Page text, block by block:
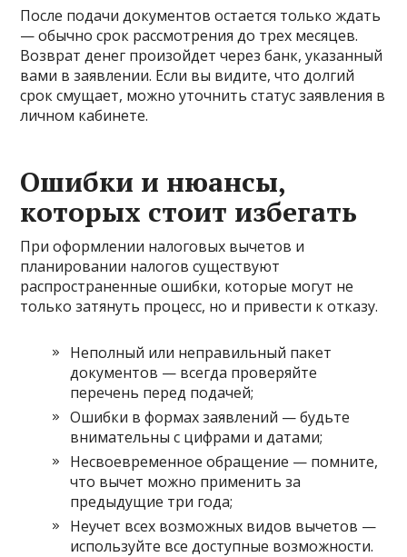
После подачи документов остается только ждать
— обычно срок рассмотрения до трех месяцев.
Возврат денег произойдет через банк, указанный
вами в заявлении. Если вы видите, что долгий
срок смущает, можно уточнить статус заявления в
личном кабинете.
Ошибки и нюансы,
которых стоит избегать
При оформлении налоговых вычетов и
планировании налогов существуют
распространенные ошибки, которые могут не
только затянуть процесс, но и привести к отказу.
Неполный или неправильный пакет
документов — всегда проверяйте
перечень перед подачей;
Ошибки в формах заявлений — будьте
внимательны с цифрами и датами;
Несвоевременное обращение — помните,
что вычет можно применить за
предыдущие три года;
Неучет всех возможных видов вычетов —
используйте все доступные возможности.